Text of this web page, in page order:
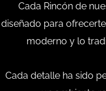
Cada Rincón de
diseñado para
moderno y lo
Cada detalle ha sido